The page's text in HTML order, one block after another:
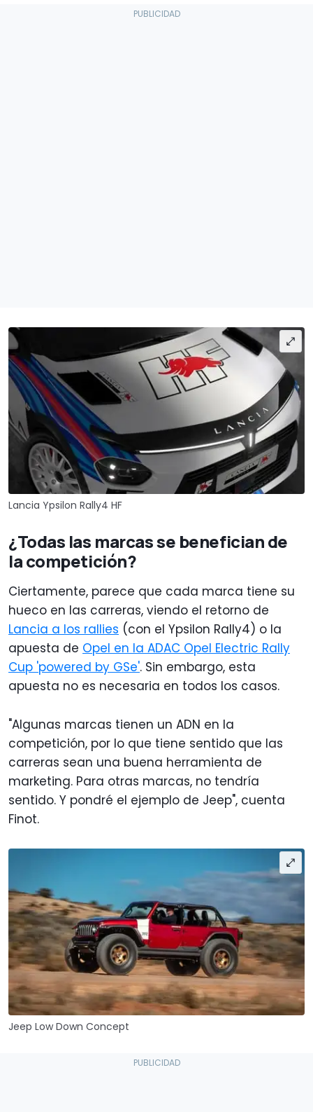
Lancia Ypsilon Rally4 HF
¿Todas las marcas se benefician de
la competición?
Ciertamente, parece que cada marca tiene su
hueco en las carreras, viendo el retorno de
Lancia a los rallies (con el Ypsilon Rally4) o la
apuesta de Opel en la ADAC Opel Electric Rally
Cup 'powered by GSe'. Sin embargo, esta
apuesta no es necesaria en todos los casos.
"Algunas marcas tienen un ADN en la
competición, por lo que tiene sentido que las
carreras sean una buena herramienta de
marketing. Para otras marcas, no tendría
sentido. Y pondré el ejemplo de Jeep", cuenta
Finot.
Jeep Low Down Concept